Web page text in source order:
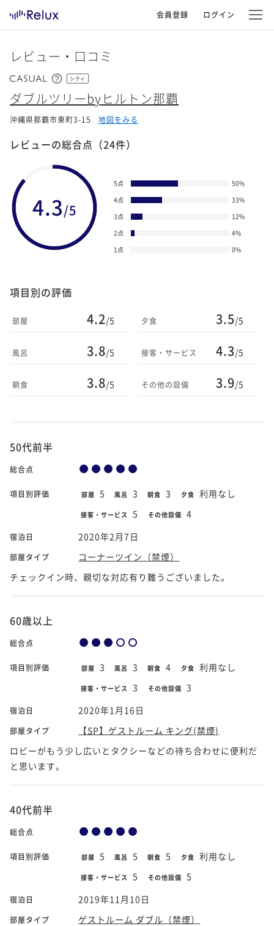
会員登録 ログイン
レビュー・口コミ
シティ
ダブルツリーbyヒルトン那覇
沖縄県那覇市東町3-15 地図をみる
レビューの総合点 （24件）
4.3/5
5点 50%
4点
33%
3点
12%
2点
4%
1点
0%
項目別の評価
部屋 4.2/5
風呂 3.8/5
朝食 3.8/5
夕食 3.5/5
接客・サービス 4.3/5
その他の設備 3.9/5
50代前半
総合点
項目別評価 部屋 5 風呂 3 朝食 3 夕食 利用なし
接客・サービス 5 その他設備 4
宿泊日 2020年2月7日
部屋タイプ
コーナーツイン（禁煙）
チェックイン時、親切な対応有り難うございました。
60歳以上
総合点
項目別評価 部屋 3 風呂 3 朝食 4 夕食 利用なし
接客・サービス 3 その他設備 3
宿泊日 2020年1月16日
部屋タイプ
【SP】ゲストルーム キング(禁煙)
ロビーがもう少し広いとタクシーなどの待ち合わせに便利だ
と思います。
40代前半
総合点
項目別評価 部屋 5 風呂 5 朝食 5 夕食 利用なし
接客・サービス 5 その他設備 5
宿泊日 2019年11月10日
部屋タイプ
ゲストルーム ダブル（禁煙）